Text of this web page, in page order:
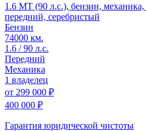
1.6 MT (90 л.с.), бензин,
передний, серебристый
Бензин
74000 км.
1.6 / 90 л.с.
Передний
Механика
1 владелец
от 299 000 ₽
400 000 ₽
Гарантия юридической чистоты